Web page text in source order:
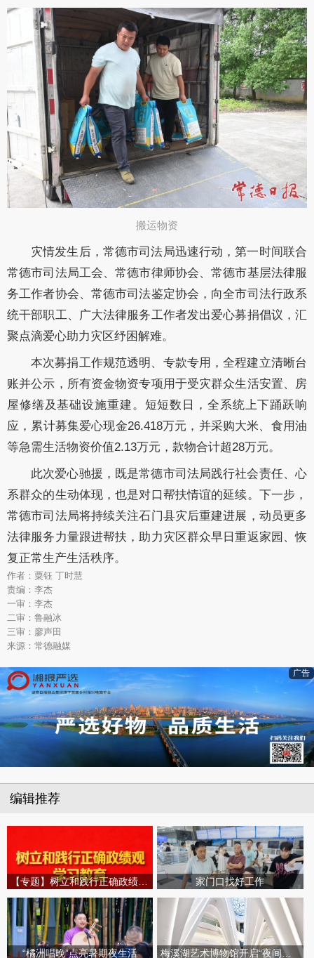
搬运物资
灾情发生后，常德市司法局迅速行动，第一时间联合
常德市司法局工会、常德市律师协会、常德市基层法律服
务工作者协会、常德市司法鉴定协会，向全市司法行政系
统干部职工、广大法律服务工作者发出爱心募捐倡议，汇
聚点滴爱心助力灾区纾困解难。
本次募捐工作规范透明、专款专用，全程建立清晰台
账并公示，所有资金物资专项用于受灾群众生活安置、房
屋修缮及基础设施重建。短短数日，全系统上下踊跃响
应，累计募集爱心现金26.418万元，并采购大米、食用油
等急需生活物资价值2.13万元，款物合计超28万元。
此次爱心驰援，既是常德市司法局践行社会责任、心
系群众的生动体现，也是对口帮扶情谊的延续。下一步，
常德市司法局将持续关注石门县灾后重建进展，动员更多
法律服务力量跟进帮扶，助力灾区群众早日重返家园、恢
复正常生产生活秩序。
作者：粟钰 丁时慧
责编：李杰
一审：李杰
二审：鲁融冰
三审：廖声田
来源：常德融媒
广告
编辑推荐
【专题】树立和践行正确政绩观学习教育 家门口找好工作
“橘洲唱晚”点亮暑期夜生活 梅溪湖艺术博物馆开启“夜间模式”